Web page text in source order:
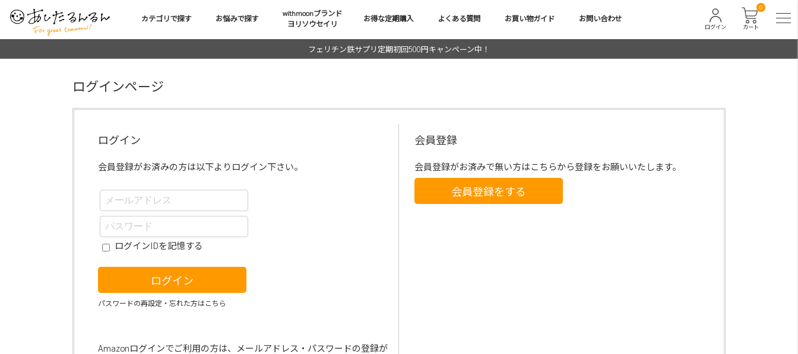
カテゴリで探す お悩みで探す
withmoonブランド
ヨリソウセイリ
お得な定期購入 よくある質問 お買い物ガイド お問い合わせ
カート
0
ログイン
フェリチン鉄サプリ定期初回500円キャンペーン中！
ログインページ
ログイン
会員登録がお済みの方は以下よりログイン下さい。
ログインIDを記憶する
ログイン
パスワードの再設定・忘れた方はこちら
Amazonログインでご利用の方は、メールアドレス・パスワードの登録が
会員登録
会員登録がお済みで無い方はこちらから登録をお願いいたします。
会員登録をする